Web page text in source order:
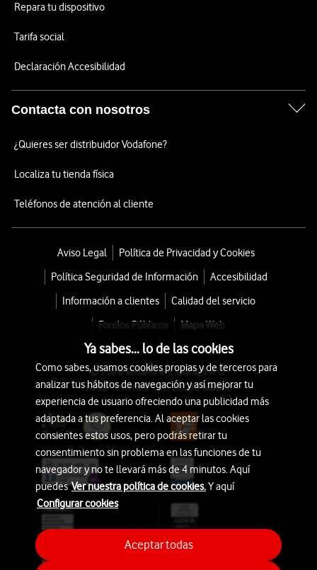
Repara tu dispositivo
Tarifa social
Declaración Accesibilidad
Contacta con nosotros
¿Quieres ser distribuidor Vodafone?
Localiza tu tienda física
Teléfonos de atención al cliente
Aviso Legal
Política de Privacidad y Cookies
Política Seguridad de Información
Accesibilidad
Información a clientes
Calidad del servicio
Fondos Públicos
Mapa Web
© 2026 Vodafone España S.A.U.
Avda. América 115, 28042 Madrid
Ya sabes... lo de las cookies
Como sabes, usamos cookies propias y de terceros para
analizar tus hábitos de navegación y así mejorar tu
experiencia de usuario ofreciendo una publicidad más
adaptada a tus preferencia. Al aceptar las cookies
consientes estos usos, pero podrás retirar tu
consentimiento sin problema en las funciones de tu
navegador y no te llevará más de 4 minutos. Aquí
puedesVer nuestra política de cookies.Y aquí
Configurar cookies
Aceptar todas